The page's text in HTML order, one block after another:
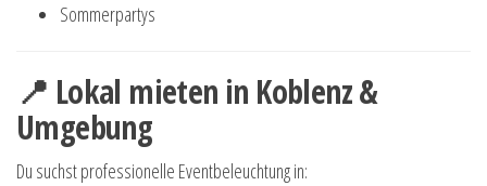
Sommerpartys
📍 Lokal mieten in Koblenz &
Umgebung
Du suchst professionelle Eventbeleuchtung in: